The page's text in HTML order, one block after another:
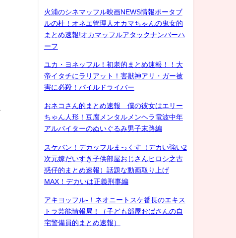
火浦のシネマッフル映画NEWS情報ポータブ
ルの杜！オネエ管理人オカマちゃんの鬼女的
まとめ速報!オカマッフルアタックナンバーハ
ーフ
ユカ・ヨネッフル！初老的まとめ速報！！大
帝イタチにラリアット！害獣神アリ・ガー被
害に必殺！パイルドライバー
おネコさん的まとめ速報 僕の彼女はエリー
ちゃん人形！豆腐メンタルメンヘラ電波中年
アルバイターのぬいぐるみ男子末路編
スケバン！デカッフルまっくす（デカい強い2
次元嫁だいすき子供部屋おじさんヒロシ之古
惑仔的まとめ速報）話題な動画取り上げ
MAX！デカいは正義刑事編
アキヨッフル-！ネオニートスケ番長のエキス
トラ芸能情報局！（子ども部屋おばさんの自
宅警備員的まとめ速報）